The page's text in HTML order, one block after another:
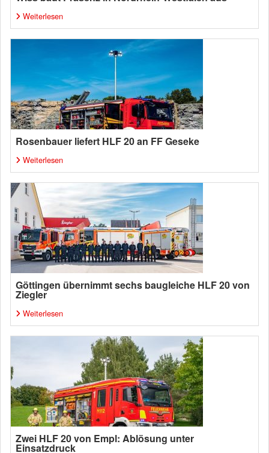
Weiterlesen
Rosenbauer liefert HLF 20 an FF Geseke
Weiterlesen
Göttingen übernimmt sechs baugleiche HLF 20 von
Ziegler
Weiterlesen
Zwei HLF 20 von Empl: Ablösung unter
Einsatzdruck